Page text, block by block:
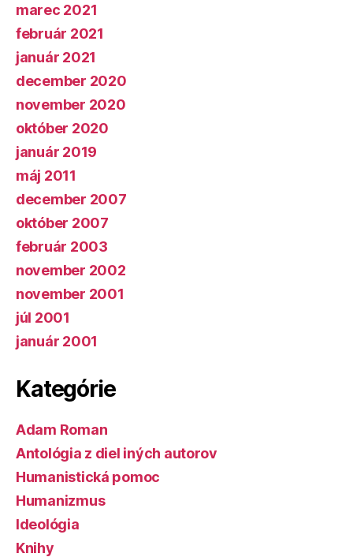
marec 2021
február 2021
január 2021
december 2020
november 2020
október 2020
január 2019
máj 2011
december 2007
október 2007
február 2003
november 2002
november 2001
júl 2001
január 2001
Kategórie
Adam Roman
Antológia z diel iných autorov
Humanistická pomoc
Humanizmus
Ideológia
Knihy